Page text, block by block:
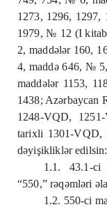
1273, 1296, 1297,
1979, № 12 (I
2, maddələr 160,
4, maddə 646, №
maddələr 1153,
1438; Azərbaycan
1248-VQD,
tarixli 1301-VQD,
dəyişikliklər edilsin:
1.1. 43.1-ci
“550,”rəqəmləri
1.2. 550-ci